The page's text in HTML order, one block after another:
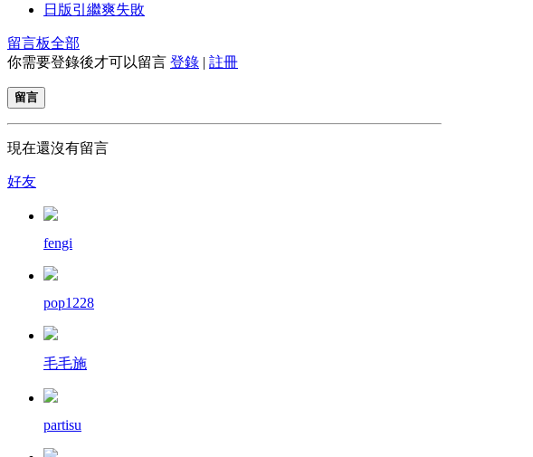
日版引繼爽失敗
留言板全部
你需要登錄後才可以留言 登錄 | 註冊
留言
現在還沒有留言
好友
fengi
pop1228
毛毛施
partisu